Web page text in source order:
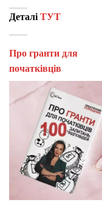
ДеталіТУТ
Про гранти для
початківців